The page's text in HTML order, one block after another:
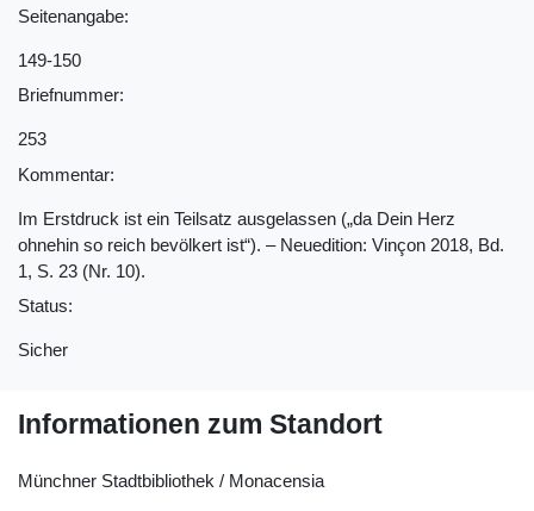
Seitenangabe:
149-150
Briefnummer:
253
Kommentar:
Im Erstdruck ist ein Teilsatz ausgelassen („da Dein Herz
ohnehin so reich bevölkert ist“). ‒ Neuedition: Vinçon 2018, Bd.
1, S. 23 (Nr. 10).
Status:
Sicher
Informationen zum Standort
Münchner Stadtbibliothek / Monacensia